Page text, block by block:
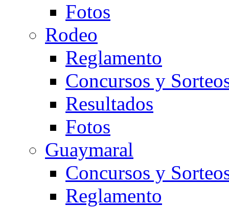
Fotos
Rodeo
Reglamento
Concursos y
Resultados
Fotos
Guaymaral
Concursos y
Reglamento